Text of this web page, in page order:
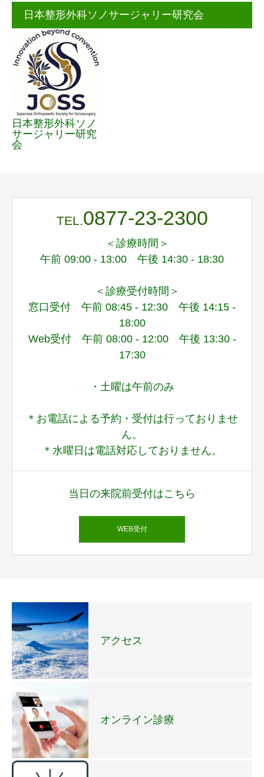
日本整形外科ソノサージャリー研究会
日本整形外科ソノ
サージャリー研究
会
TEL.0877-23-2300
＜診療時間＞
午前 09:00 - 13:00 午後 14:30 - 18:30
＜診療受付時間＞
窓口受付 午前 08:45 - 12:30 午後 14:15 -
18:00
Web受付 午前 08:00 - 12:00 午後 13:30 -
17:30
・土曜は午前のみ
＊お電話による予約・受付は行っておりませ
ん。
＊水曜日は電話対応しておりません。
当日の来院前受付はこちら
WEB受付
アクセス
オンライン診療